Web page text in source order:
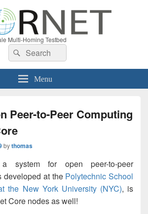
Multi-Homing Testbed
Search
for:
Search
Menu
Peer-to-Peer Computing
bythomas
system for open peer-to-peer
developed at the Polytechnic School
the New York University (NYC), is
Core nodes as well!